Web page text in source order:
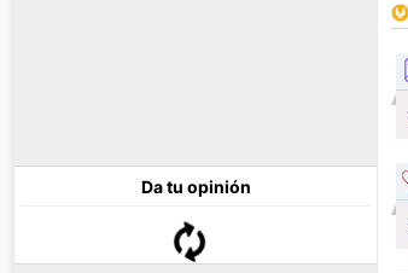
Da tu opinión